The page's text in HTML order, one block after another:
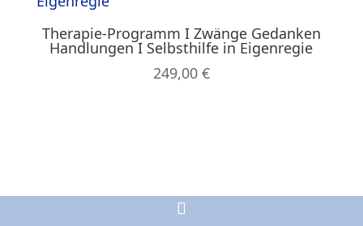
Therapie-Programm I Zwänge Gedanken
Handlungen I Selbsthilfe in Eigenregie
249,00 €